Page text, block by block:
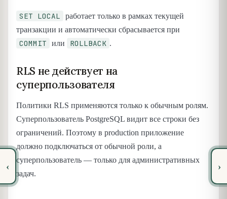
‹
SET LOCAL
работает только в рамках текущей
транзакции и автоматически сбрасывается при
COMMIT или ROLLBACK .
RLS не действует на
суперпользователя
Политики RLS применяются только к обычным ролям.
Суперпользователь PostgreSQL видит все строки без
ограничений. Поэтому в production приложение
должно подключаться от обычной роли, а
суперпользователь — только для административных
задач.
›